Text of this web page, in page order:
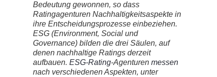
Bedeutung gewonnen, so dass
Ratingagenturen Nachhaltigkeitsaspekte in
ihre Entscheidungsprozesse einbeziehen.
ESG (Environment, Social und
Governance) bilden die drei Säulen, auf
denen nachhaltige Ratings derzeit
aufbauen. ESG-Rating-Agenturen messen
nach verschiedenen Aspekten, unter